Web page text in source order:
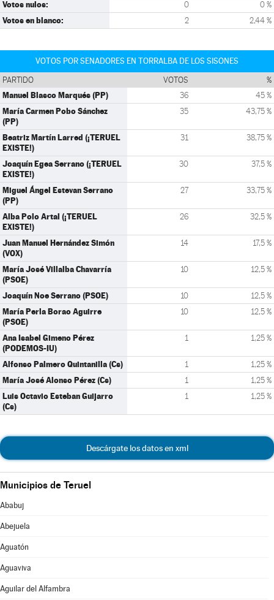
Votos nulos: 0 0 %
Votos en blanco: 2 2,44 %
VOTOS POR SENADORES EN TORRALBA DE LOS SISONES
PARTIDO VOTOS %
Manuel Blasco Marqués (PP) 36 45 %
María Carmen Pobo Sánchez
(PP)
35 43,75 %
Beatriz Martín Larred (¡TERUEL
EXISTE!)
31 38,75 %
Joaquín Egea Serrano (¡TERUEL
EXISTE!)
30 37,5 %
Miguel Ángel Estevan Serrano
(PP)
27 33,75 %
Alba Polo Artal (¡TERUEL
EXISTE!)
26 32,5 %
Juan Manuel Hernández Simón
(VOX)
14 17,5 %
María José Villalba Chavarría
(PSOE)
10 12,5 %
Joaquín Noe Serrano (PSOE) 10 12,5 %
María Perla Borao Aguirre
(PSOE)
10 12,5 %
Ana Isabel Gimeno Pérez
(PODEMOS-IU)
1 1,25 %
Alfonso Palmero Quintanilla (Cs) 1 1,25 %
María José Alonso Pérez (Cs) 1 1,25 %
Luis Octavio Esteban Guijarro
(Cs)
1 1,25 %
Descárgate los datos en xml
Municipios de Teruel
Ababuj
Abejuela
Aguatón
Aguaviva
Aguilar del Alfambra